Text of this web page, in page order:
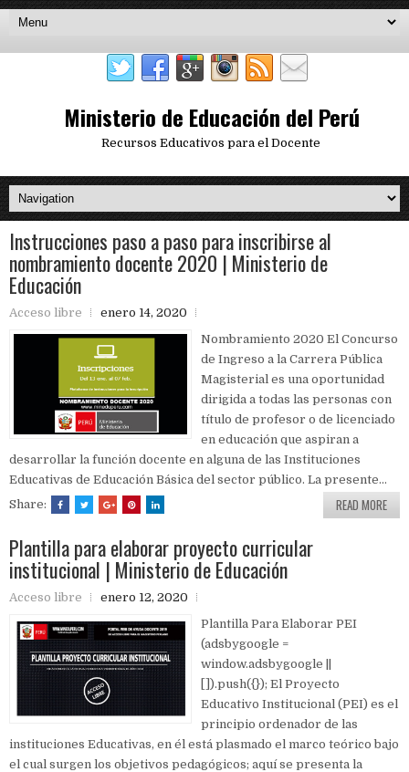
Ministerio de Educación del Perú
Recursos Educativos para el Docente
Instrucciones paso a paso para inscribirse al
nombramiento docente 2020 | Ministerio de
Educación
Acceso libre
enero 14, 2020
Nombramiento 2020 El Concurso
de Ingreso a la Carrera Pública
Magisterial es una oportunidad
dirigida a todas las personas con
título de profesor o de licenciado
en educación que aspiran a
desarrollar la función docente en alguna de las Instituciones
Educativas de Educación Básica del sector público. La presente...
Share:
READ MORE
Plantilla para elaborar proyecto curricular
institucional | Ministerio de Educación
Acceso libre
enero 12, 2020
Plantilla Para Elaborar PEI
(adsbygoogle =
window.adsbygoogle ||
[]).push({}); El Proyecto
Educativo Institucional (PEI) es el
principio ordenador de las
instituciones Educativas, en él está plasmado el marco teórico bajo
el cual surgen los objetivos pedagógicos; aquí se presenta la